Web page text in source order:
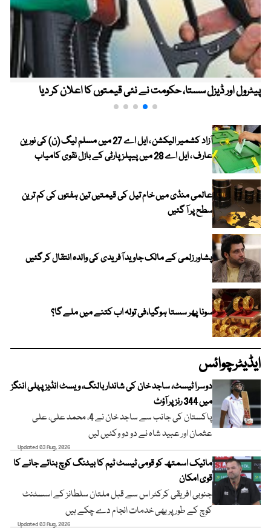
پیٹرول اور ڈیزل سستا، حکومت نے نئی قیمتوں کا اعلان کر دیا
آزاد کشمیر الیکشن ، ایل اے 27 میں مسلم لیگ (ن) کی نورین
عارف ، ایل اے 28 میں پیپلز پارٹی کے بازل نقوی کامیاب
عالمی منڈی میں خام تیل کی قیمتیں تین ہفتوں کی کم ترین
سطح پر آ گئیں
پشاور زلمی کے مالک جاوید آفریدی کی والدہ انتقال کر گئیں
سونا پھر سستا ہوگیا،فی تولہ اب کتنے میں ملے گا؟
ایڈیٹرچوائس
دوسرا ٹیسٹ، ساجد خان کی شاندار بالنگ، ویسٹ انڈیز پہلی اننگز
میں 344 رنز پر آؤٹ
پاکستان کی جانب سے ساجد خان نے 4، محمد علی، علی
عثمان اور عبید شاہ نے دو دو وکٹیں لیں
Updated 03 Aug, 2026
مائیک اسمتھ کو قومی ٹیسٹ ٹیم کا بیٹنگ کوچ بنائے جانے کا
قوی امکان
جنوبی افریقی کرکٹر اس سے قبل ملتان سلطانز کے اسسٹنٹ
کوچ کے طور پر بھی خدمات انجام دے چکے ہیں
Updated 03 Aug, 2026